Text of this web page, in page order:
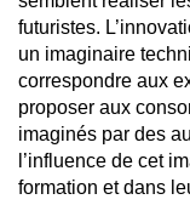
futuristes.
un imaginaire
correspondre aux
proposer aux
imaginés par des
l’influence de cet
formation et dans